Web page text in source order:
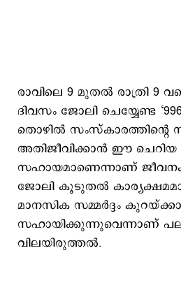
രാവിലെ 9 മുതൽ രാത്രി 9
ദിവസം ജോലി ചെയ്യേണ്ട
തൊഴിൽ സംസ്കാരത്തിന്റെ
അതിജീവിക്കാൻ ഈ ചെറിയ
സഹായമാണെന്നാണ്
ജോലി കൂടുതൽ
മാനസിക സമ്മർദ്ദം
സഹായിക്കുന്നുവെന്നാണ്
വിലയിരുത്തൽ.